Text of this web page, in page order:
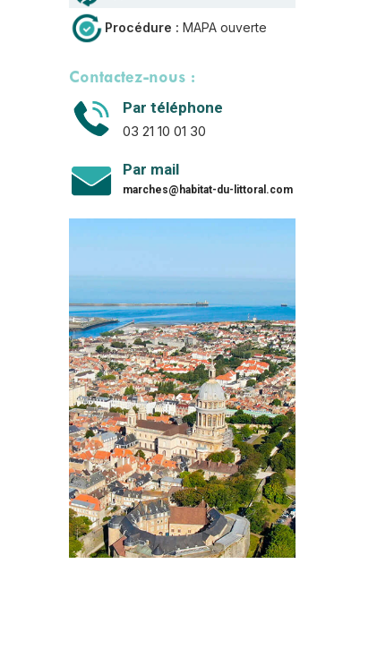
Procédure : MAPA ouverte
Contactez-nous :
Par téléphone
03 21 10 01 30
Par mail
marches@habitat-du-littoral.com